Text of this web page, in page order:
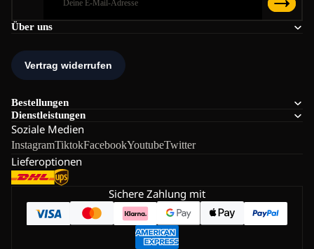
Über uns
Bestellungen
Dienstleistungen
Soziale Medien
InstagramTiktokFacebookYoutubeTwitter
Lieferoptionen
Sichere Zahlung mit